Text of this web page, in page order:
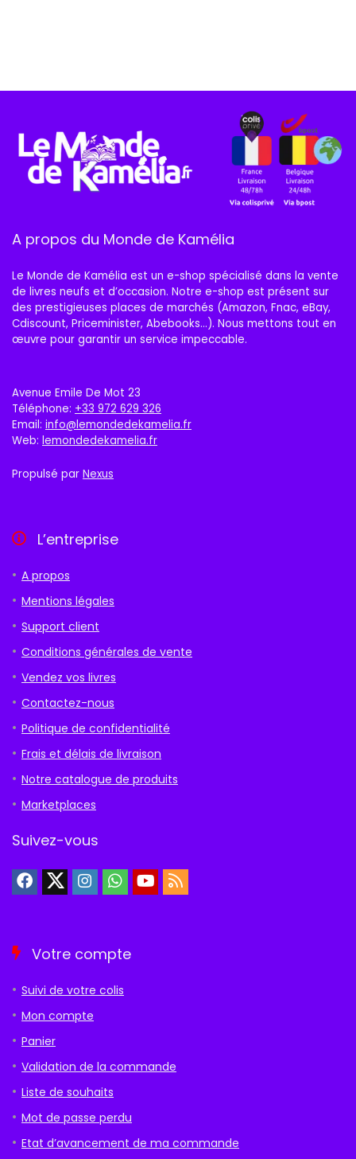
A propos du Monde de Kamélia
Le Monde de Kamélia est un e-shop spécialisé dans la vente
de livres neufs et d’occasion. Notre e-shop est présent sur
des prestigieuses places de marchés (Amazon, Fnac, eBay,
Cdiscount, Priceminister, Abebooks…). Nous mettons tout en
œuvre pour garantir un service impeccable.
Avenue Emile De Mot 23
Téléphone: +33 972 629 326
Email: info@lemondedekamelia.fr
Web: lemondedekamelia.fr
Propulsé par Nexus
L’entreprise
A propos
Mentions légales
Support client
Conditions générales de vente
Vendez vos livres
Contactez-nous
Politique de confidentialité
Frais et délais de livraison
Notre catalogue de produits
Marketplaces
Suivez-vous
Votre compte
Suivi de votre colis
Mon compte
Panier
Validation de la commande
Liste de souhaits
Mot de passe perdu
Etat d’avancement de ma commande